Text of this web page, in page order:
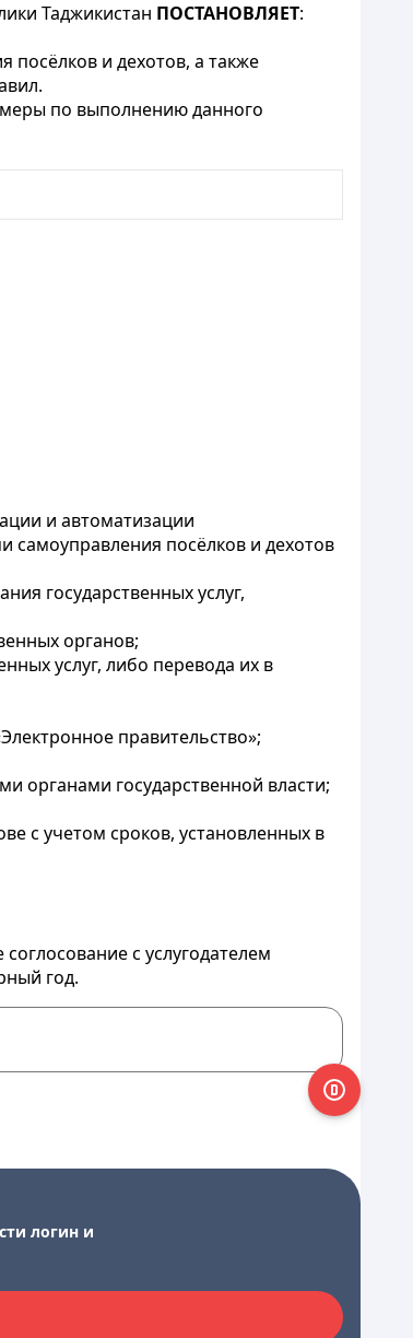
Таджикистан ПОСТАНОВЛЯЕТ:
и дехотов, а также
по выполнению данного
и автоматизации
самоуправления посёлков и дехотов
государственных услуг,
органов;
услуг, либо перевода их в
правительство»;
органами государственной власти;
с учетом сроков, установленных в
с услугодателем
год.
логин и